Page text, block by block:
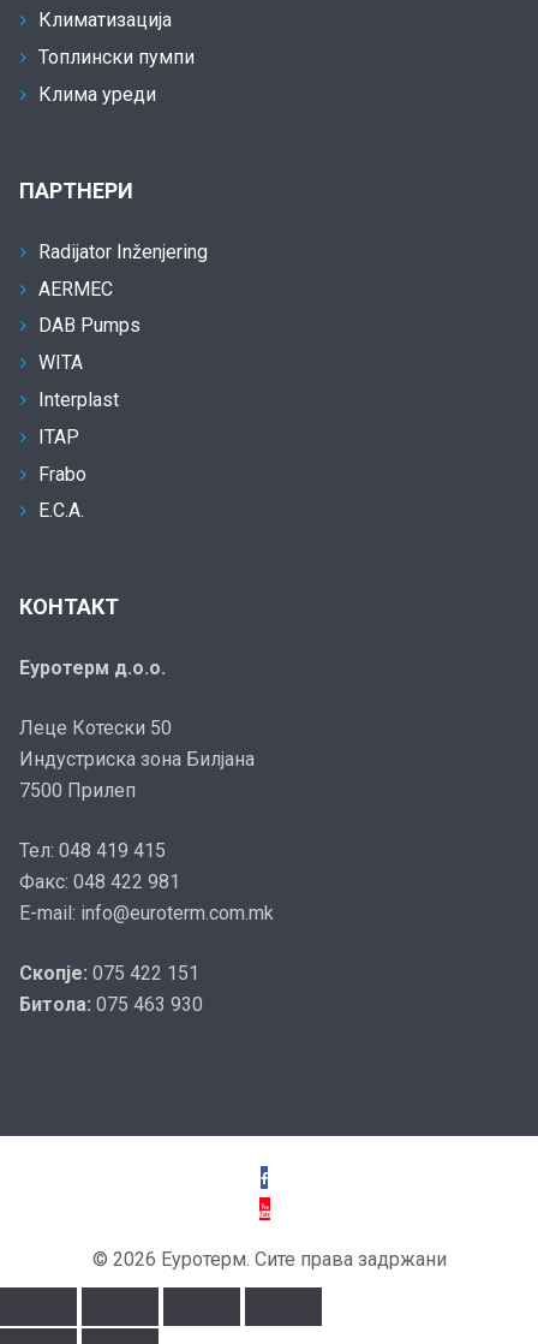
Климатизација
Топлински пумпи
Клима уреди
ПАРТНЕРИ
Radijator Inženjering
AERMEC
DAB Pumps
WITA
Interplast
ITAP
Frabo
E.C.A.
КОНТАКТ
Еуротерм д.о.о.
Леце Котески 50
Индустриска зона Билјана
7500 Прилеп
Тел: 048 419 415
Факс: 048 422 981
E-mail: info@euroterm.com.mk
Скопје: 075 422 151
Битола: 075 463 930
© 2026 Еуротерм. Сите права задржани